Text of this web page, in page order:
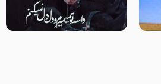
و
مصداق کربلا – حاج حسین سیب